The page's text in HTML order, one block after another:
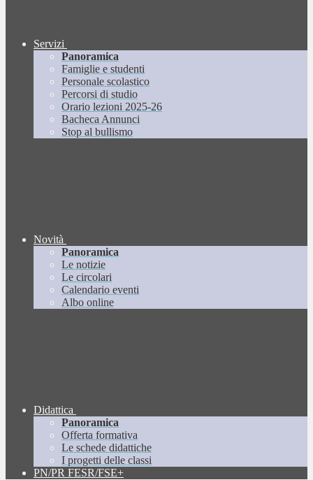
Servizi
Panoramica
Famiglie e studenti
Personale scolastico
Percorsi di studio
Orario lezioni 2025-26
Bacheca Annunci
Stop al bullismo
Novità
Panoramica
Le notizie
Le circolari
Calendario eventi
Albo online
Didattica
Panoramica
Offerta formativa
Le schede didattiche
I progetti delle classi
PN/PR FESR/FSE+